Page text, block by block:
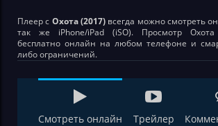
Плеер с Охота (2017)всегда можно смотреть
так же iPhone/iPad (iSO). Просмотр Охота
бесплатно онлайн на любом телефоне и
либо ограничений.
Смотреть онлайн Трейлер